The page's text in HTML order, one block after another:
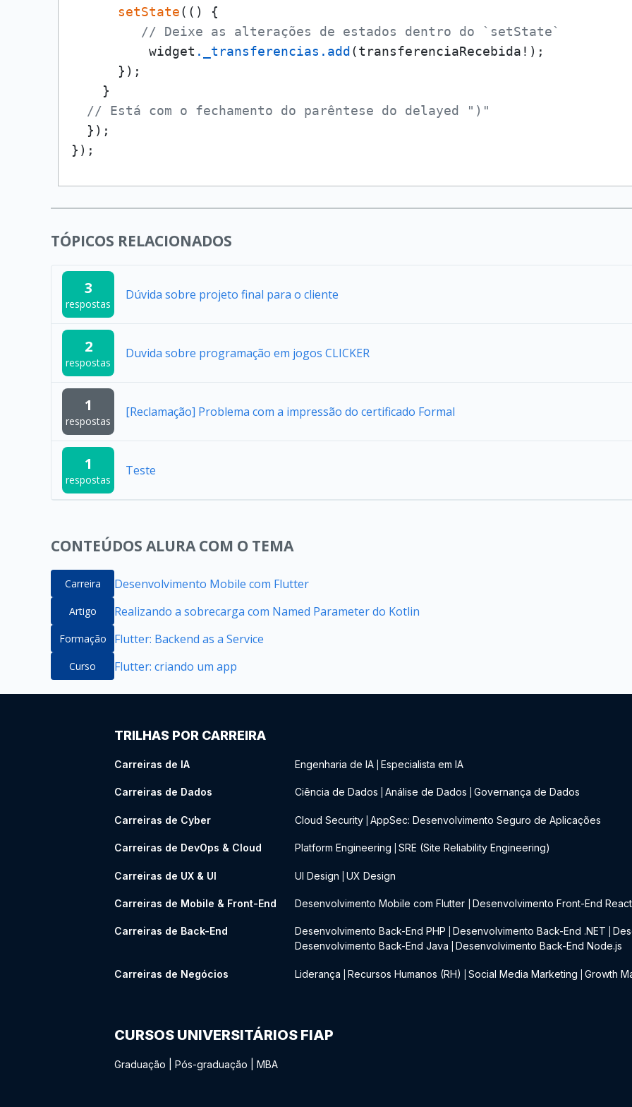
setState(() {
// Deixe as alterações de estados dentro do `setState`
          widget
._transferencias .add (transferenciaRecebida!);
      });
    }
// Está com o fechamento do parêntese do delayed ")"
  });
});
TÓPICOS RELACIONADOS
3
respostas
Dúvida sobre projeto final para o cliente
2
respostas
Duvida sobre programação em jogos CLICKER
1
respostas
[Reclamação] Problema com a impressão do certificado Formal
1
respostas
Teste
CONTEÚDOS ALURA COM O TEMA
Carreira Desenvolvimento Mobile com Flutter
Artigo Realizando a sobrecarga com Named Parameter do Kotlin
Formação Flutter: Backend as a Service
Curso Flutter: criando um app
TRILHAS POR CARREIRA
Carreiras de IA Engenharia de IA Especialista em IA
Carreiras de Dados Ciência de Dados Análise de Dados Governança de Dados
Carreiras de Cyber Cloud Security AppSec: Desenvolvimento Seguro de Aplicações
Carreiras de DevOps & Cloud Platform Engineering SRE (Site Reliability Engineering)
Carreiras de UX & UI UI Design UX Design
Carreiras de Mobile & Front-End Desenvolvimento Mobile com Flutter Desenvolvimento Front-End React
Carreiras de Back-End Desenvolvimento Back-End PHP Desenvolvimento Back-End .NET
Desenvolvimento Back-End Java Desenvolvimento Back-End Node.js
Carreiras de Negócios Liderança Recursos Humanos (RH) Social Media Marketing Growth
CURSOS UNIVERSITÁRIOS FIAP
Graduação Pós-graduação MBA